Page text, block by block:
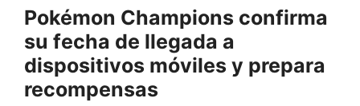
Pokémon Champions confirma
su fecha de llegada a
dispositivos móviles y prepara
recompensas